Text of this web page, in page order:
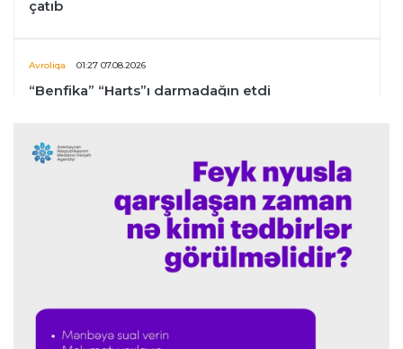
çatıb
Avroliqa 01:27 07.08.2026
“Benfika” “Harts”ı darmadağın etdi
İspaniya L.L.
"Barselona" Mərakeş klubuna qarşı keçirilməsi
planlaşdırılan yoldaşlıq oyununu ləğv etdi
23:59 06.08.2026